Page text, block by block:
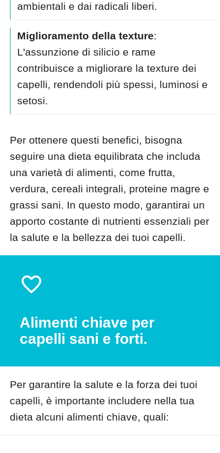
ambientali e dai radicali liberi.
Miglioramento della texture:
L'assunzione di silicio e rame
contribuisce a migliorare la texture dei
capelli, rendendoli più spessi, luminosi e
setosi.
Per ottenere questi benefici, bisogna
seguire una dieta equilibrata che includa
una varietà di alimenti, come frutta,
verdura, cereali integrali, proteine magre e
grassi sani. In questo modo, garantirai un
apporto costante di nutrienti essenziali per
la salute e la bellezza dei tuoi capelli.
Alimenti chiave per
capelli sani e forti.
Per garantire la salute e la forza dei tuoi
capelli, è importante includere nella tua
dieta alcuni alimenti chiave, quali: